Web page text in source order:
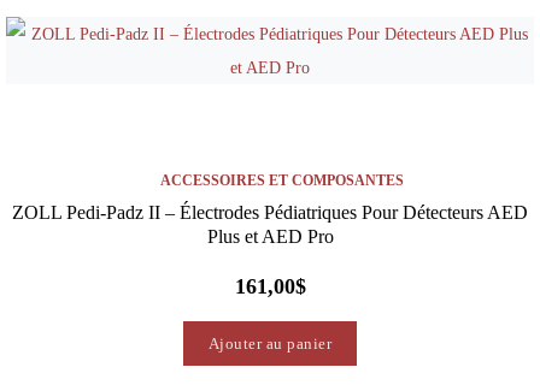
ACCESSOIRES ET COMPOSANTES
ZOLL Pedi-Padz II – Électrodes Pédiatriques Pour Détecteurs AED
Plus et AED Pro
161,00$
Ajouter au panier